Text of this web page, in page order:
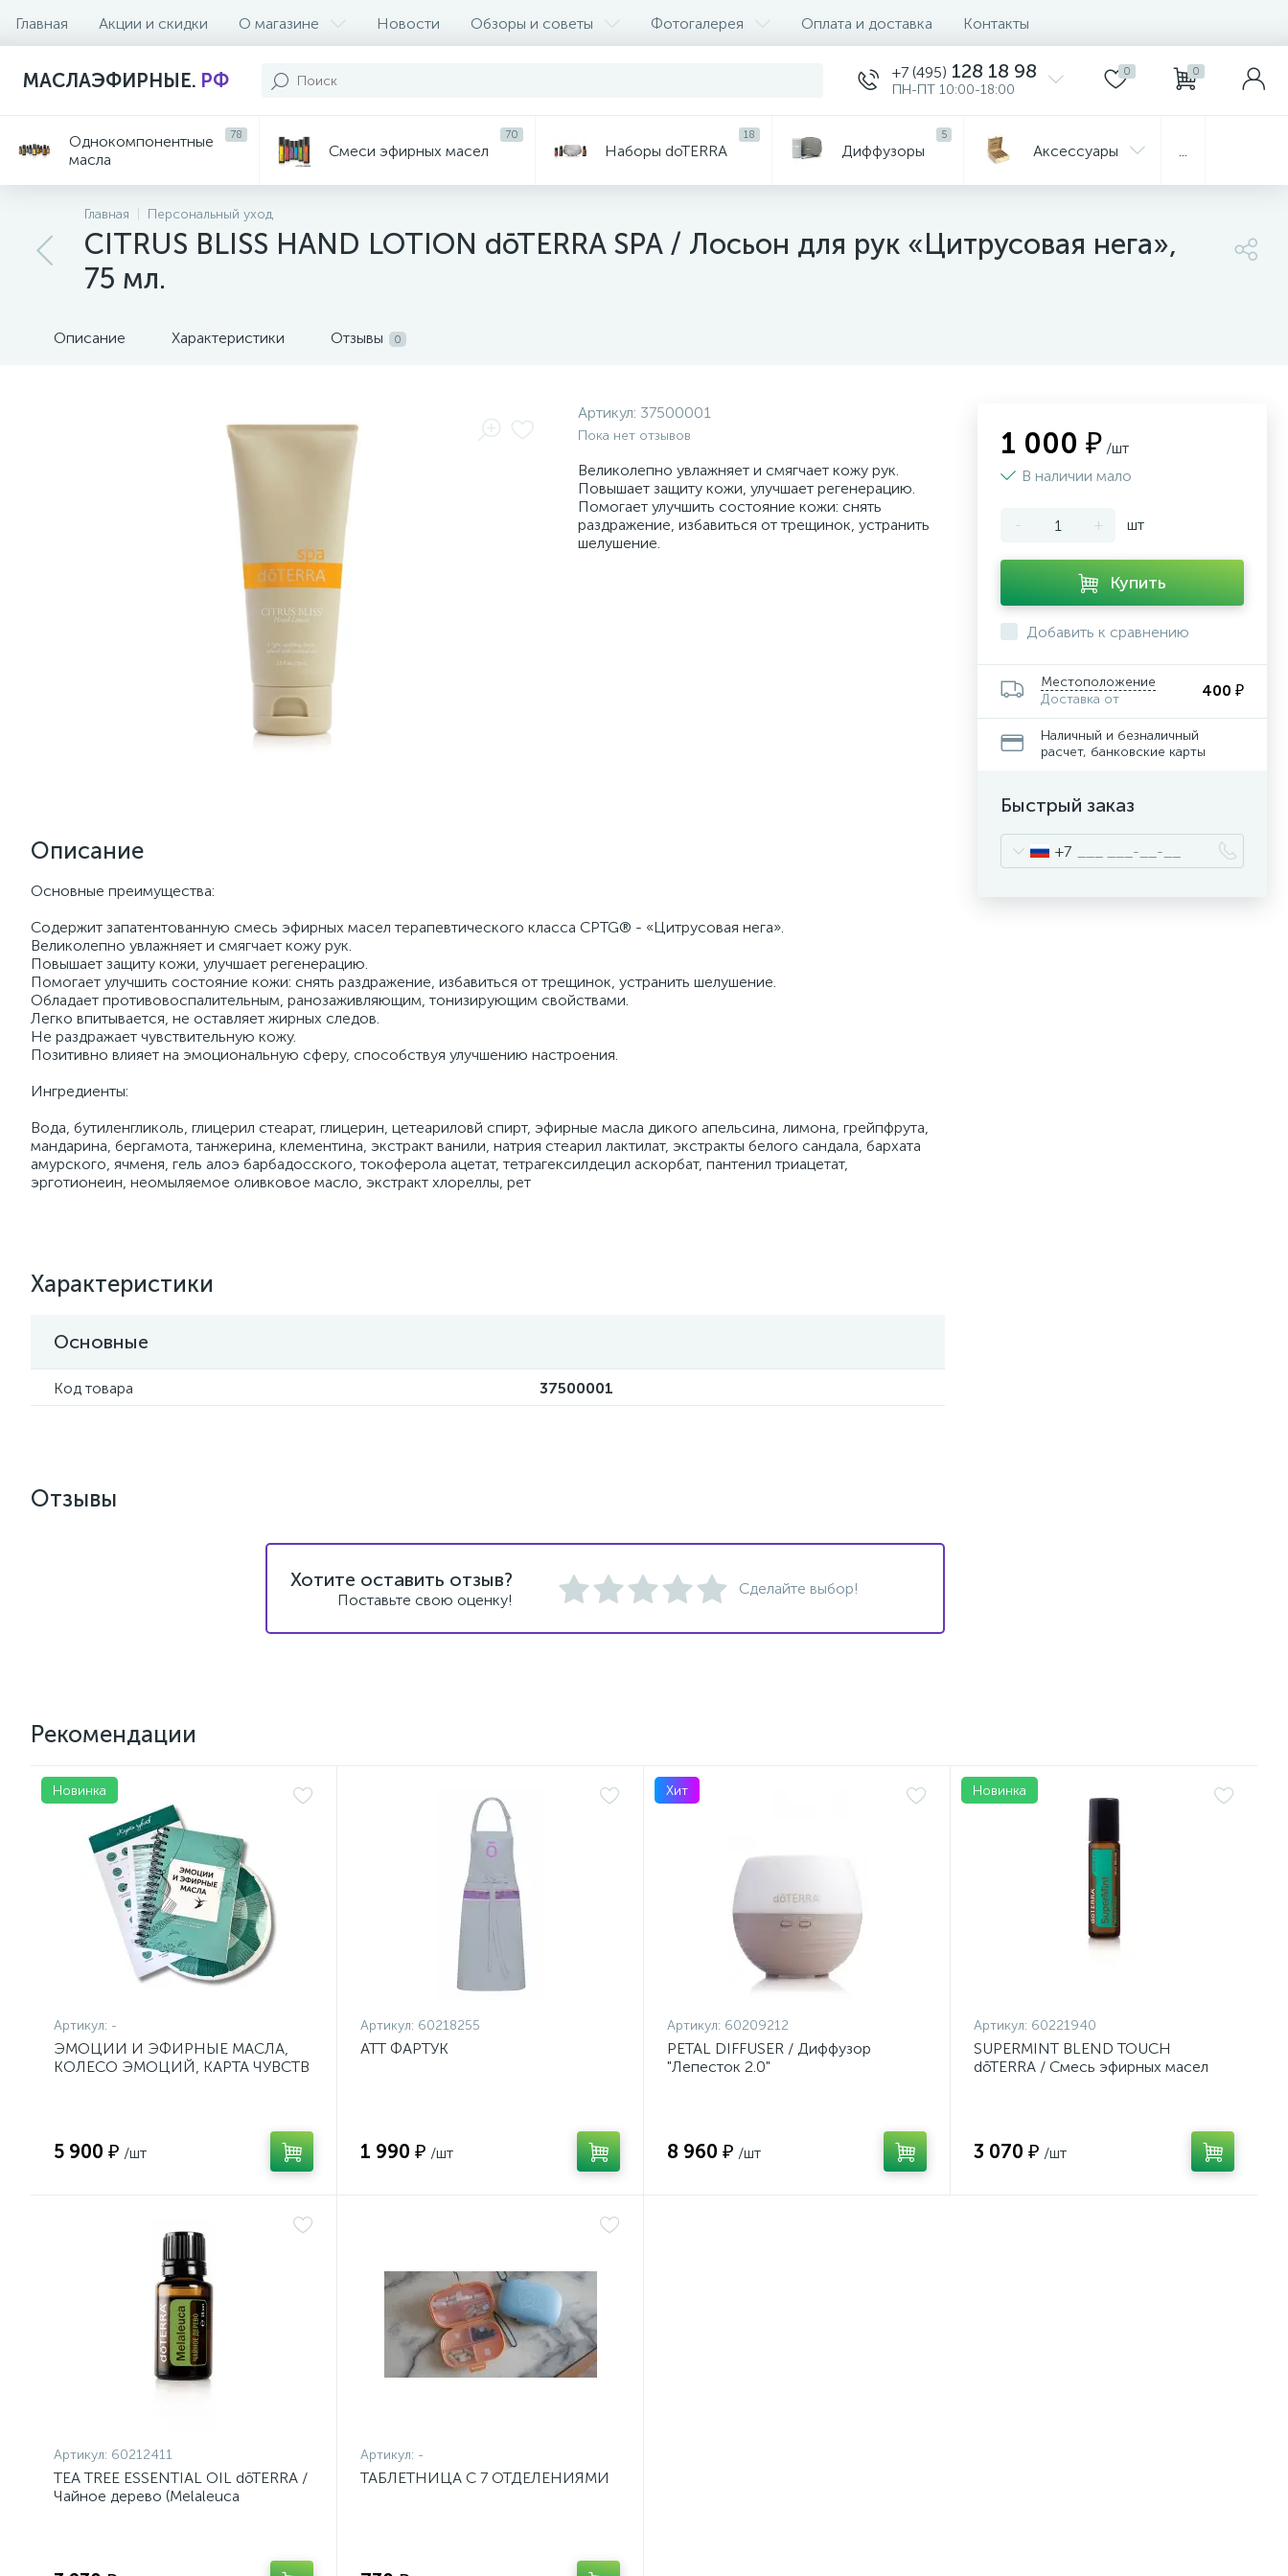
Главная Акции и скидки О магазине Новости Обзоры и советы Фотогалерея Оплата и доставка Контакты
МАСЛАЭФИРНЫЕ. РФ +7 (495) 128 18 98
ПН-ПТ 10:00-18:00
0 0
Однокомпонентные
масла
78
Смеси эфирных масел
70
Наборы doTERRA
18
Диффузоры
5
Aксессуары
Главная Персональный уход
CITRUS BLISS HAND LOTION dōTERRA SPA / Лосьон для рук «Цитрусовая нега»,
75 мл.
Описание Характеристики Отзывы 0
Артикул: 37500001
Пока нет отзывов
Великолепно увлажняет и смягчает кожу рук.
Повышает защиту кожи, улучшает регенерацию.
Помогает улучшить состояние кожи: снять
раздражение, избавиться от трещинок, устранить
шелушение.
Описание
Основные преимущества:
Содержит запатентованную смесь эфирных масел терапевтического класса CPTG® - «Цитрусовая нега».
Великолепно увлажняет и смягчает кожу рук.
Повышает защиту кожи, улучшает регенерацию.
Помогает улучшить состояние кожи: снять раздражение, избавиться от трещинок, устранить шелушение.
Обладает противовоспалительным, ранозаживляющим, тонизирующим свойствами.
Легко впитывается, не оставляет жирных следов.
Не раздражает чувствительную кожу.
Позитивно влияет на эмоциональную сферу, способствуя улучшению настроения.
Ингредиенты:
Вода, бутиленгликоль, глицерил стеарат, глицерин, цетеариловй спирт, эфирные масла дикого апельсина, лимона, грейпфрута,
мандарина, бергамота, танжерина, клементина, экстракт ванили, натрия стеарил лактилат, экстракты белого сандала, бархата
амурского, ячменя, гель алоэ барбадосского, токоферола ацетат, тетрагексилдецил аскорбат, пантенил триацетат,
эрготионеин, неомыляемое оливковое масло, экстракт хлореллы, рет
Характеристики
Основные
Код товара 37500001
1 000 ₽ /шт
В наличии мало
- + шт
Купить
Добавить к сравнению
Местоположение
Доставка от
400 ₽
Наличный и безналичный
расчет, банковские карты
Быстрый заказ
+7
Отзывы
Хотите оставить отзыв?
Поставьте свою оценку!
Сделайте выбор!
Рекомендации
Новинка
Артикул: -
ЭМОЦИИ И ЭФИРНЫЕ МАСЛА,
КОЛЕСО ЭМОЦИЙ, КАРТА ЧУВСТВ
5 900 ₽ /шт
Артикул: 60218255
ATT ФАРТУК
1 990 ₽ /шт
Хит
Артикул: 60209212
PETAL DIFFUSER / Диффузор
"Лепесток 2.0"
8 960 ₽ /шт
Новинка
Артикул: 60221940
SUPERMINT BLEND TOUCH
dōTERRA / Смесь эфирных масел
3 070 ₽ /шт
Артикул: 60212411
TEA TREE ESSENTIAL OIL dōTERRA /
Чайное дерево (Melaleuca
Артикул: -
ТАБЛЕТНИЦА С 7 ОТДЕЛЕНИЯМИ